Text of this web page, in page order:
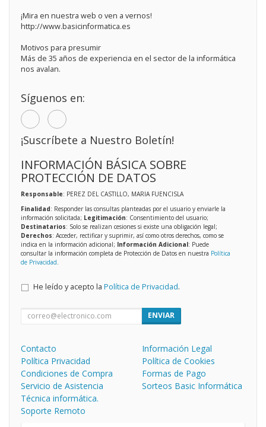
¡Mira en nuestra web o ven a vernos!
http://www.basicinformatica.es
Motivos para presumir
Más de 35 años de experiencia en el sector de la informática
nos avalan.
Síguenos en:
¡Suscríbete a Nuestro Boletín!
INFORMACIÓN BÁSICA SOBRE
PROTECCIÓN DE DATOS
Responsable: PEREZ DEL CASTILLO, MARIA FUENCISLA
Finalidad: Responder las consultas planteadas por el usuario y enviarle la
información solicitada; Legitimación: Consentimiento del usuario;
Destinatarios: Solo se realizan cesiones si existe una obligación legal;
Derechos: Acceder, rectificar y suprimir, así como otros derechos, como se
indica en la información adicional; Información Adicional: Puede
consultar la información completa de Protección de Datos en nuestra Política
de Privacidad
He leído y acepto la Política de Privacidad.
ENVIAR
Contacto
Información Legal
Política Privacidad
Política de Cookies
Condiciones de Compra
Formas de Pago
Servicio de Asistencia
Técnica informática.
Soporte Remoto
Sorteos Basic Informática